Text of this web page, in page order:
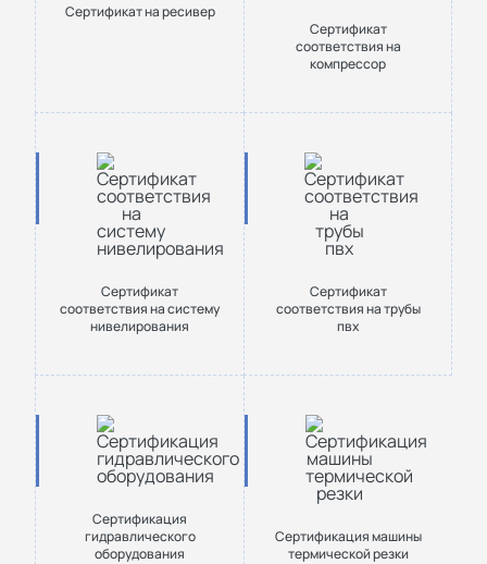
Сертификат на ресивер
Сертификат
соответствия на
компрессор
Сертификат
соответствия на систему
нивелирования
Сертификат
соответствия на трубы
пвх
Сертификация
гидравлического
оборудования
Сертификация машины
термической резки